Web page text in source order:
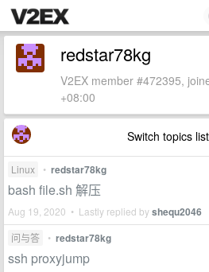
redstar78kg
V2EX member #472395,
+08:00
Switch topics list
Linux • redstar78kg
bash file.sh 解压
Aug 19, 2020 • Lastly replied byshequ2046
问与答 • redstar78kg
ssh proxyjump